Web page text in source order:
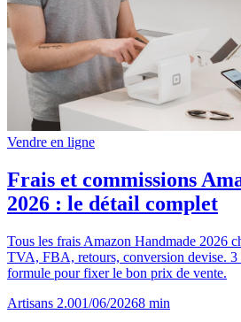
Vendre en ligne
Frais et commissions
2026 : le détail complet
Tous les frais Amazon Handmade 2026
TVA, FBA, retours, conversion devise. 3
formule pour fixer le bon prix de vente.
Artisans 2.001/06/20268 min